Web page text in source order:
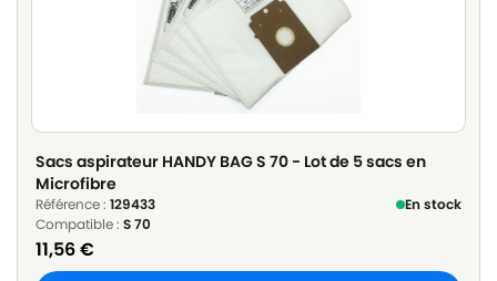
Sacs aspirateur HANDY BAG S 70 - Lot de 5 sacs en
Microfibre
Référence : 129433
En stock
Compatible : S 70
11,56€